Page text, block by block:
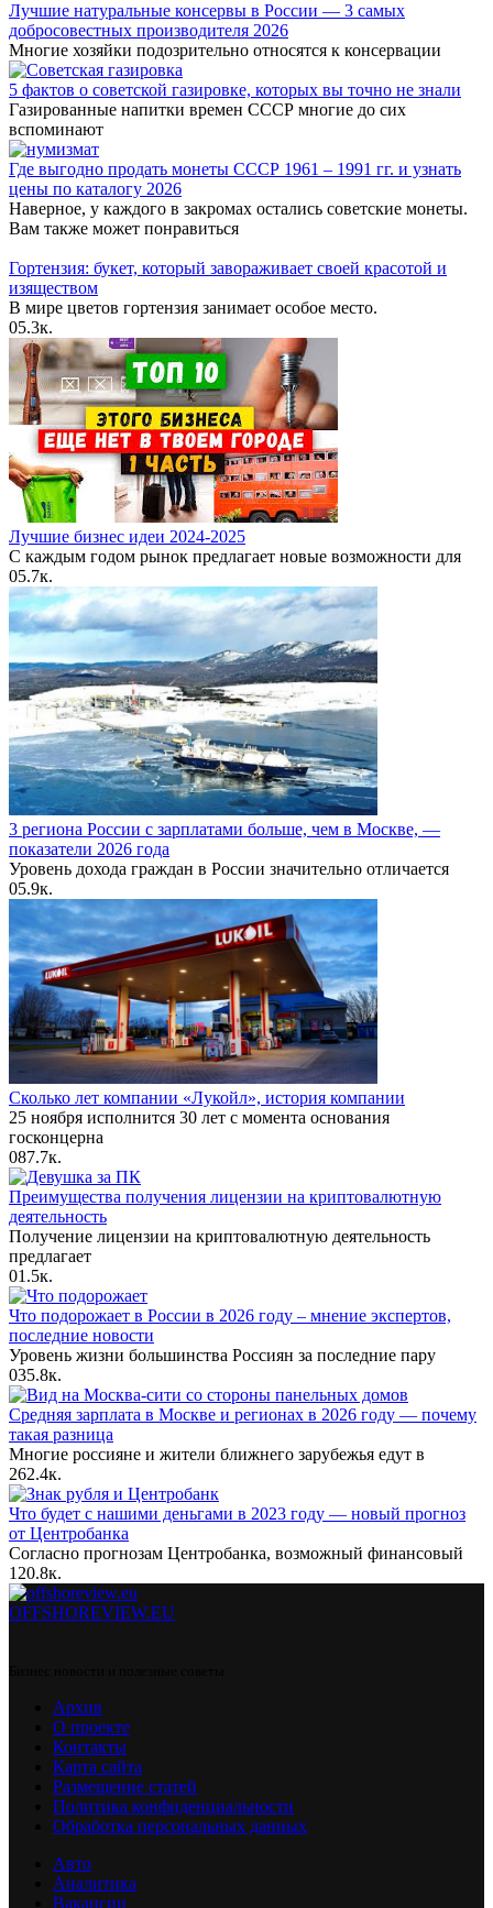
Лучшие натуральные консервы в России — 3 самых
добросовестных производителя 2026
Многие хозяйки подозрительно относятся к консервации
5 фактов о советской газировке, которых вы точно не знали
Газированные напитки времен СССР многие до сих
вспоминают
Где выгодно продать монеты СССР 1961 – 1991 гг. и узнать
цены по каталогу 2026
Наверное, у каждого в закромах остались советские монеты.
Вам также может понравиться
Гортензия: букет, который завораживает своей красотой и
изяществом
В мире цветов гортензия занимает особое место.
05.3к.
Лучшие бизнес идеи 2024-2025
С каждым годом рынок предлагает новые возможности для
05.7к.
3 региона России с зарплатами больше, чем в Москве, —
показатели 2026 года
Уровень дохода граждан в России значительно отличается
05.9к.
Сколько лет компании «Лукойл», история компании
25 ноября исполнится 30 лет с момента основания
госконцерна
087.7к.
Преимущества получения лицензии на криптовалютную
деятельность
Получение лицензии на криптовалютную деятельность
предлагает
01.5к.
Что подорожает в России в 2026 году – мнение экспертов,
последние новости
Уровень жизни большинства Россиян за последние пару
035.8к.
Средняя зарплата в Москве и регионах в 2026 году — почему
такая разница
Многие россияне и жители ближнего зарубежья едут в
262.4к.
Что будет с нашими деньгами в 2023 году — новый прогноз
от Центробанка
Согласно прогнозам Центробанка, возможный финансовый
1 20.8к.
OFFSHOREVIEW.EU
Архив
О проекте
Контакты
Карта сайта
Размещение статей
Политика конфиденциальности
Обработка персональных данных
Авто
Аналитика
Вакансии